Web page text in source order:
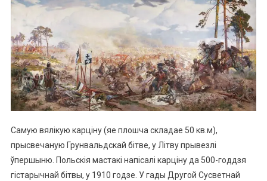
Самую вялікую карціну (яе плошча складае 50 кв.м),
прысвечаную Грунвальдскай бітве, у Літву прывезлі
ўпершыню. Польскія мастакі напісалі карціну да 500-годдзя
гістарычнай бітвы, у 1910 годзе. У гады Другой Сусветнай